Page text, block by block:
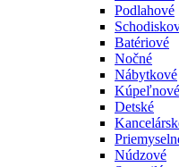
Podlahové
Batériové
Nočné
Nábytkové
Kúpeľnové
Detské
Núdzové